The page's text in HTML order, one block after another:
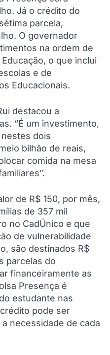
Já o crédito do
parcela,
O governador
na ordem de
o que inclui
e de
Educacionais.
destacou a
“É um investimento,
dois
bilhão de reais,
comida na mesa
de R$ 150, por mês,
de 357 mil
no CadÚnico e que
de vulnerabilidade
são destinados R$
parcelas do
financeiramente as
Presença é
estudante nas
pode ser
necessidade de cada